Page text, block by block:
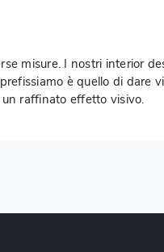
misure. I nostri interior
è quello di dare
raffinato effetto visivo.